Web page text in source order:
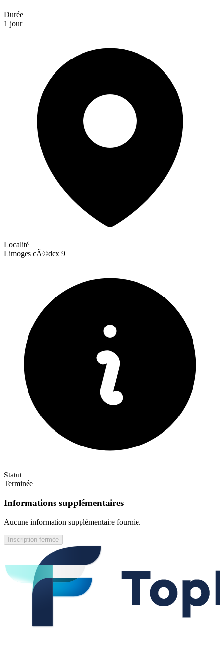
Durée
1 jour
Localité
Limoges cÃ©dex 9
Statut
Terminée
Informations supplémentaires
Aucune information supplémentaire fournie.
Inscription fermée